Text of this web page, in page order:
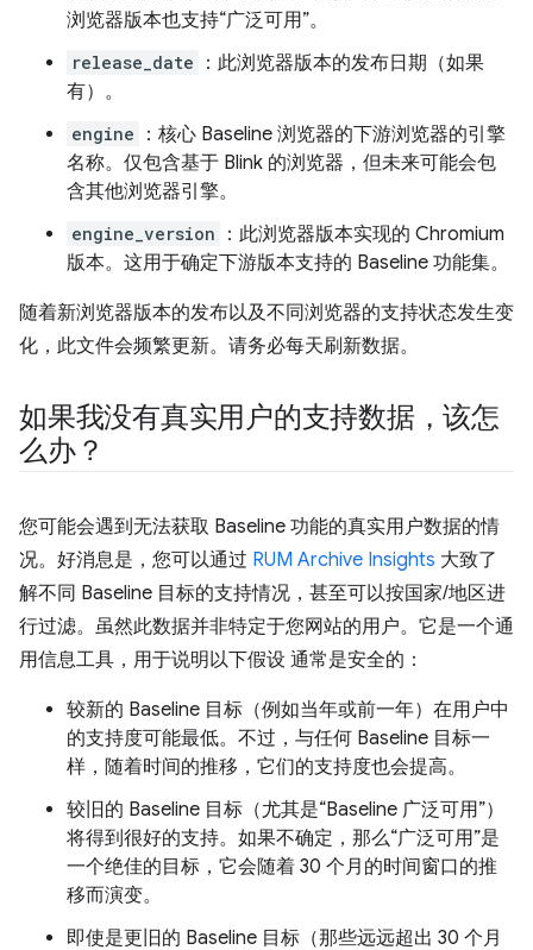
浏览器版本也支持“广泛可用”。
release_date
：此浏览器版本的发布日期（如果
有）。
engine
：核心 Baseline 浏览器的下游浏览器的引擎
名称。仅包含基于 Blink 的浏览器，但未来可能会包
含其他浏览器引擎。
engine_version
：此浏览器版本实现的 Chromium
版本。这用于确定下游版本支持的 Baseline 功能集。
随着新浏览器版本的发布以及不同浏览器的支持状态发生变
化，此文件会频繁更新。请务必每天刷新数据。
如果我没有真实用户的支持数据，该怎
么办？
您可能会遇到无法获取 Baseline 功能的真实用户数据的情
况。好消息是，您可以通过 RUM Archive Insights 大致了
解不同 Baseline 目标的支持情况，甚至可以按国家/地区进
行过滤。虽然此数据并非特定于您网站的用户。它是一个通
用信息工具，用于说明以下假设 通常是安全的：
较新的 Baseline 目标（例如当年或前一年）在用户中
的支持度可能最低。不过，与任何 Baseline 目标一
样，随着时间的推移，它们的支持度也会提高。
较旧的 Baseline 目标（尤其是“Baseline 广泛可用”）
将得到很好的支持。如果不确定，那么“广泛可用”是
一个绝佳的目标，它会随着 30 个月的时间窗口的推
移而演变。
即使是更旧的 Baseline 目标（那些远远超出 30 个月